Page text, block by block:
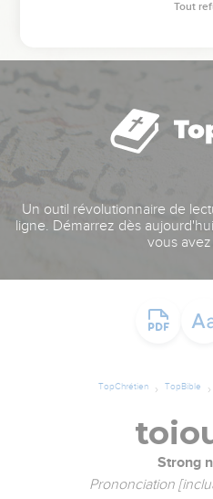
Un outil révolutionnaire de
ligne. Démarrez dès
vous avez
TopChrétien TopBible
Strong
Prononciation
Tout